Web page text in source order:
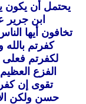
يحتمل أن يكون
ابن
تخافون أيها
كفرتم
لكفرتم
الفزع
تقوى إن
حسن ولكن